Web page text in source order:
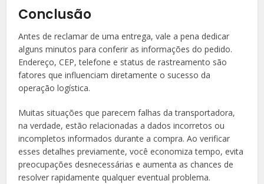
Conclusão
Antes de reclamar de uma entrega, vale a pena dedicar
alguns minutos para conferir as informações do pedido.
Endereço, CEP, telefone e status de rastreamento são
fatores que influenciam diretamente o sucesso da
operação logística.
Muitas situações que parecem falhas da transportadora,
na verdade, estão relacionadas a dados incorretos ou
incompletos informados durante a compra. Ao verificar
esses detalhes previamente, você economiza tempo, evita
preocupações desnecessárias e aumenta as chances de
resolver rapidamente qualquer eventual problema.